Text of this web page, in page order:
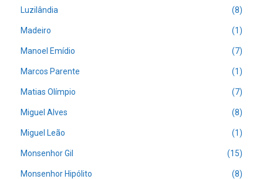
Luzilândia (8)
Madeiro (1)
Manoel Emídio (7)
Marcos Parente (1)
Matias Olímpio (7)
Miguel Alves (8)
Miguel Leão (1)
Monsenhor Gil (15)
Monsenhor Hipólito (8)